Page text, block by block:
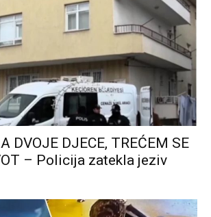
DVOJE DJECE, TREĆEM SE
– Policija zatekla jeziv